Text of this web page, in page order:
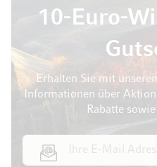
10-Euro-
Erhalten Sie mit
Informationen über
Rabatte